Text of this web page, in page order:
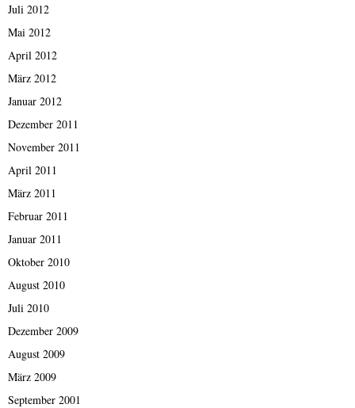
Juli 2012
Mai 2012
April 2012
März 2012
Januar 2012
Dezember 2011
November 2011
April 2011
März 2011
Februar 2011
Januar 2011
Oktober 2010
August 2010
Juli 2010
Dezember 2009
August 2009
März 2009
September 2001